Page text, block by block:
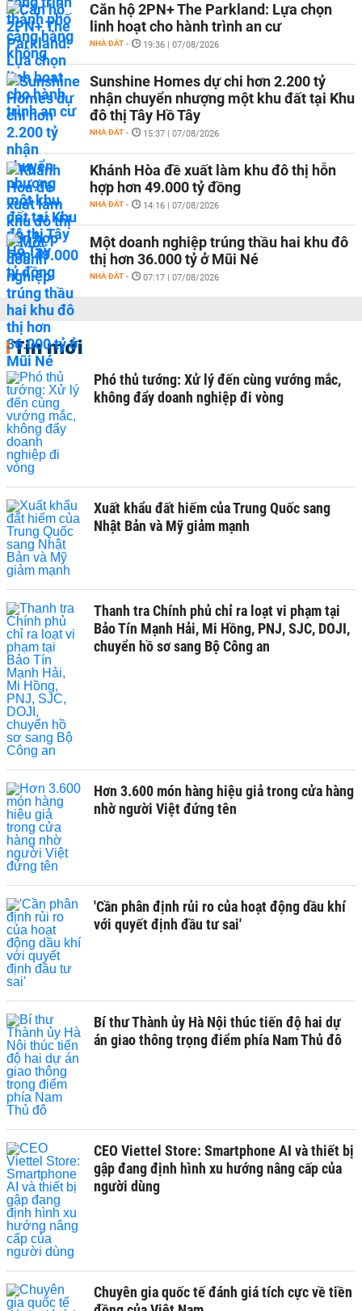
Căn hộ 2PN+ The Parkland: Lựa chọn
linh hoạt cho hành trình an cư
NHÀ ĐẤT - 19:36 | 07/08/2026
Sunshine Homes dự chi hơn 2.200 tỷ
nhận chuyển nhượng một khu đất tại Khu
đô thị Tây Hồ Tây
NHÀ ĐẤT - 15:37 | 07/08/2026
Khánh Hòa đề xuất làm khu đô thị hỗn
hợp hơn 49.000 tỷ đồng
NHÀ ĐẤT - 14:16 | 07/08/2026
Một doanh nghiệp trúng thầu hai khu đô
thị hơn 36.000 tỷ ở Mũi Né
NHÀ ĐẤT - 07:17 | 07/08/2026
Tin mới
Phó thủ tướng: Xử lý đến cùng vướng mắc,
không đẩy doanh nghiệp đi vòng
Xuất khẩu đất hiếm của Trung Quốc sang
Nhật Bản và Mỹ giảm mạnh
Thanh tra Chính phủ chỉ ra loạt vi phạm tại
Bảo Tín Mạnh Hải, Mi Hồng, PNJ, SJC, DOJI,
chuyển hồ sơ sang Bộ Công an
Hơn 3.600 món hàng hiệu giả trong cửa hàng
nhờ người Việt đứng tên
'Cần phân định rủi ro của hoạt động dầu khí
với quyết định đầu tư sai'
Bí thư Thành ủy Hà Nội thúc tiến độ hai dự
án giao thông trọng điểm phía Nam Thủ đô
CEO Viettel Store: Smartphone AI và thiết bị
gập đang định hình xu hướng nâng cấp của
người dùng
Chuyên gia quốc tế đánh giá tích cực về tiền